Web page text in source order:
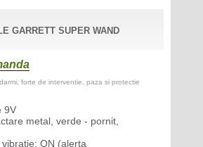
GARRETT SUPER WAND
forte de interventie, paza si protectie
9V
metal, verde - pornit,
ON (alerta